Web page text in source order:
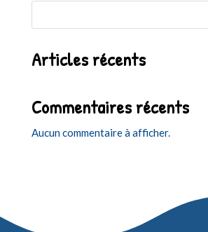
Articles récents
Commentaires récents
Aucun commentaire à afficher.